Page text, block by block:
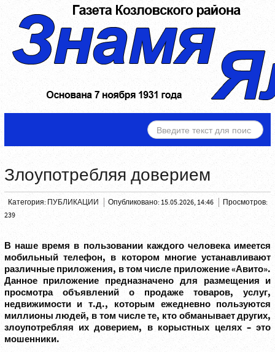
ИСКАТЬ...
Злоупотребляя доверием
Категория: ПУБЛИКАЦИИ Опубликовано: 15.05.2026, 14:46
Просмотров:
239
В наше время в пользовании каждого человека имеется
мобильный телефон, в котором многие устанавливают
различные приложения, в том числе приложение «Авито».
Данное приложение предназначено для размещения и
просмотра объявлений о продаже товаров, услуг,
недвижимости и т.д., которым ежедневно пользуются
миллионы людей, в том числе те, кто обманывает других,
злоупотребляя их доверием, в корыстных целях – это
мошенники.